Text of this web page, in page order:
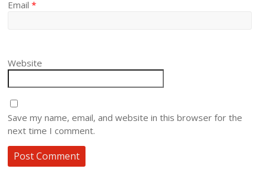
Email*
Website
Save my name, email, and website in this browser for the
next time I comment.